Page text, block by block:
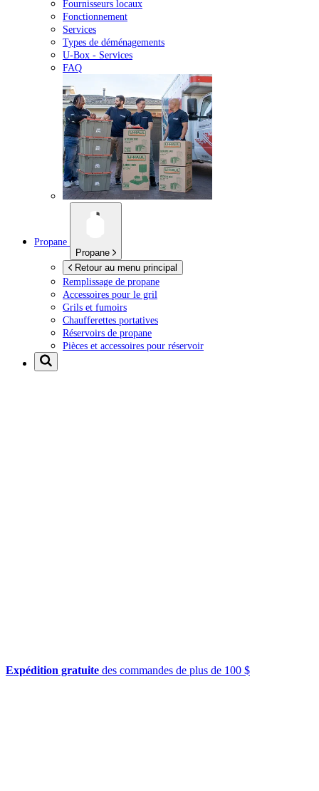
Fournisseurs locaux
Fonctionnement
Services
Types de déménagements
U-Box - Services
FAQ
Propane
Propane
Retour au menu principal
Remplissage de propane
Accessoires pour le gril
Grils et fumoirs
Chaufferettes portatives
Réservoirs de propane
Pièces et accessoires pour réservoir
Expédition gratuite des commandes de plus de 100 $